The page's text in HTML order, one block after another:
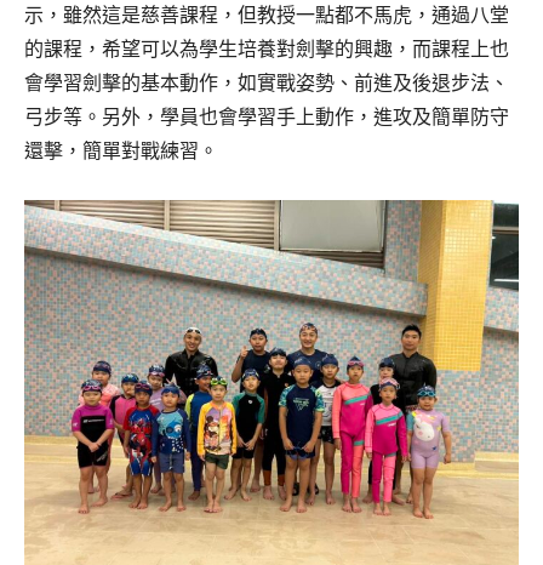
示，雖然這是慈善課程，但教授一點都不馬虎，通過八堂
的課程，希望可以為學生培養對劍擊的興趣，而課程上也
會學習劍擊的基本動作，如實戰姿勢、前進及後退步法、
弓步等。另外，學員也會學習手上動作，進攻及簡單防守
還擊，簡單對戰練習。